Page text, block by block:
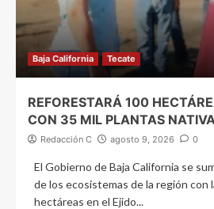
Baja California Tecate
REFORESTARÁ 100
CON 35 MIL PLANTAS
Redacción C agosto 9, 2026 0
El Gobierno de Baja California se
de los ecosistemas de la región con
hectáreas en el Ejido...